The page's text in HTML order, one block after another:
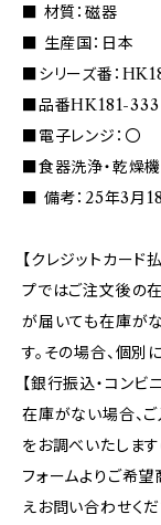
■ 材質：磁器
■ 生産国：日本
■シリーズ番：
■品番HK181-333
■電子レンジ：〇
■食器洗浄・乾燥機
■ 備考：25年3月
【クレジットカード
プではご注文後の
が届いても在庫が
す。その場合、個別
【銀行振込・コン
在庫がない場合、
をお調べいたしま
フォームよりご希望
えお問い合わせくだ